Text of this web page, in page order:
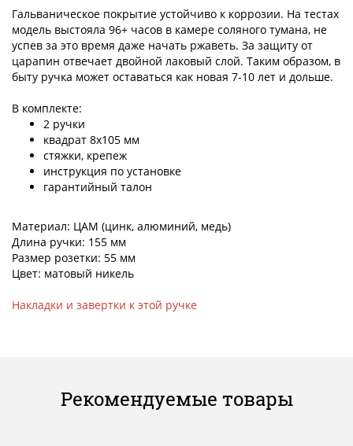
Гальваническое покрытие устойчиво к коррозии. На тестах
модель выстояла 96+ часов в камере соляного тумана, не
успев за это время даже начать ржаветь. За защиту от
царапин отвечает двойной лаковый слой. Таким образом, в
быту ручка может оставаться как новая 7-10 лет и дольше.
В комплекте:
2 ручки
квадрат 8х105 мм
стяжки, крепеж
инструкция по установке
гарантийный талон
Материал: ЦАМ (цинк, алюминий, медь)
Длина ручки: 155 мм
Размер розетки: 55 мм
Цвет: матовый никель
Накладки и завертки к этой ручке
Рекомендуемые товары